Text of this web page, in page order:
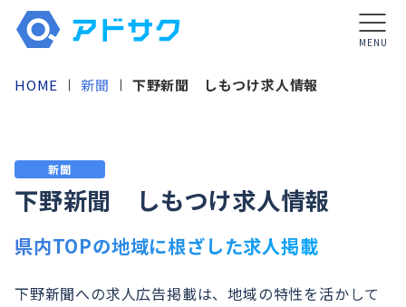
MENU
HOME 新聞 下野新聞 しもつけ求人情報
新聞
下野新聞 しもつけ求人情報
県内TOPの地域に根ざした求人掲載
下野新聞への求人広告掲載は、地域の特性を活かして